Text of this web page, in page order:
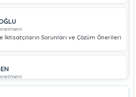
İktisatçıların Sorunları ve Çözüm Önerileri
Çiftçiye Bağ-Kur Borcu Çıkmaz